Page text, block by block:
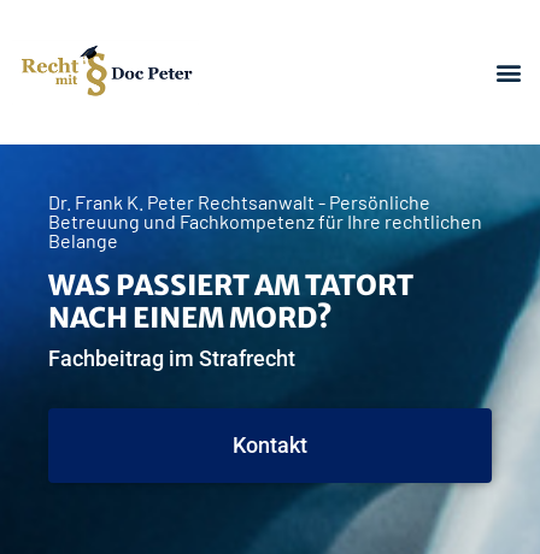
Dr. Frank K. Peter Rechtsanwalt - Persönliche
Betreuung und Fachkompetenz für Ihre rechtlichen
Belange
WAS PASSIERT AM TATORT
NACH EINEM MORD?
Fachbeitrag im Strafrecht
Kontakt